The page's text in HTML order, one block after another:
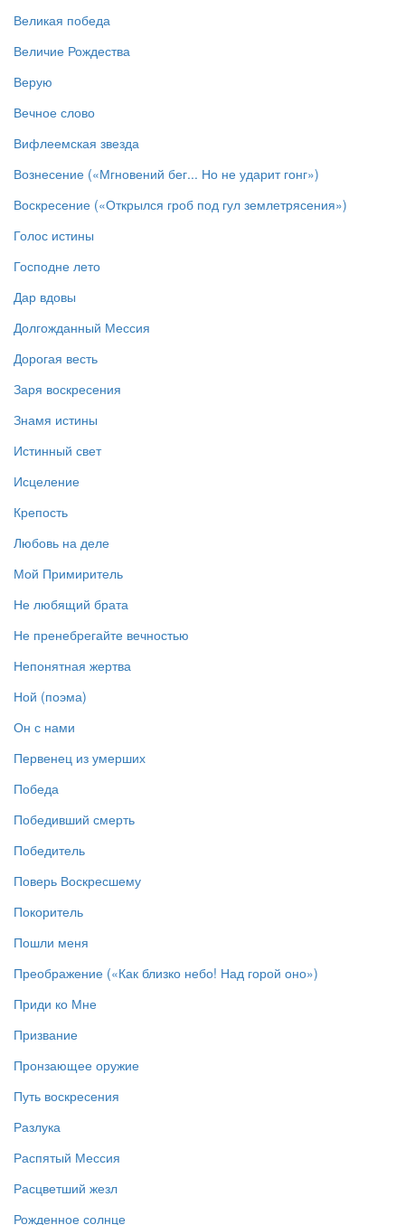
Великая победа
Величие Рождества
Верую
Вечное слово
Вифлеемская звезда
Вознесение («Мгновений бег... Но не ударит гонг»)
Воскресение («Открылся гроб под гул землетрясения»)
Голос истины
Господне лето
Дар вдовы
Долгожданный Мессия
Дорогая весть
Заря воскресения
Знамя истины
Истинный свет
Исцеление
Крепость
Любовь на деле
Мой Примиритель
Не любящий брата
Не пренебрегайте вечностью
Непонятная жертва
Ной (поэма)
Он с нами
Первенец из умерших
Победа
Победивший смерть
Победитель
Поверь Воскресшему
Покоритель
Пошли меня
Преображение («Как близко небо! Над горой оно»)
Приди ко Мне
Призвание
Пронзающее оружие
Путь воскресения
Разлука
Распятый Мессия
Расцветший жезл
Рожденное солнце